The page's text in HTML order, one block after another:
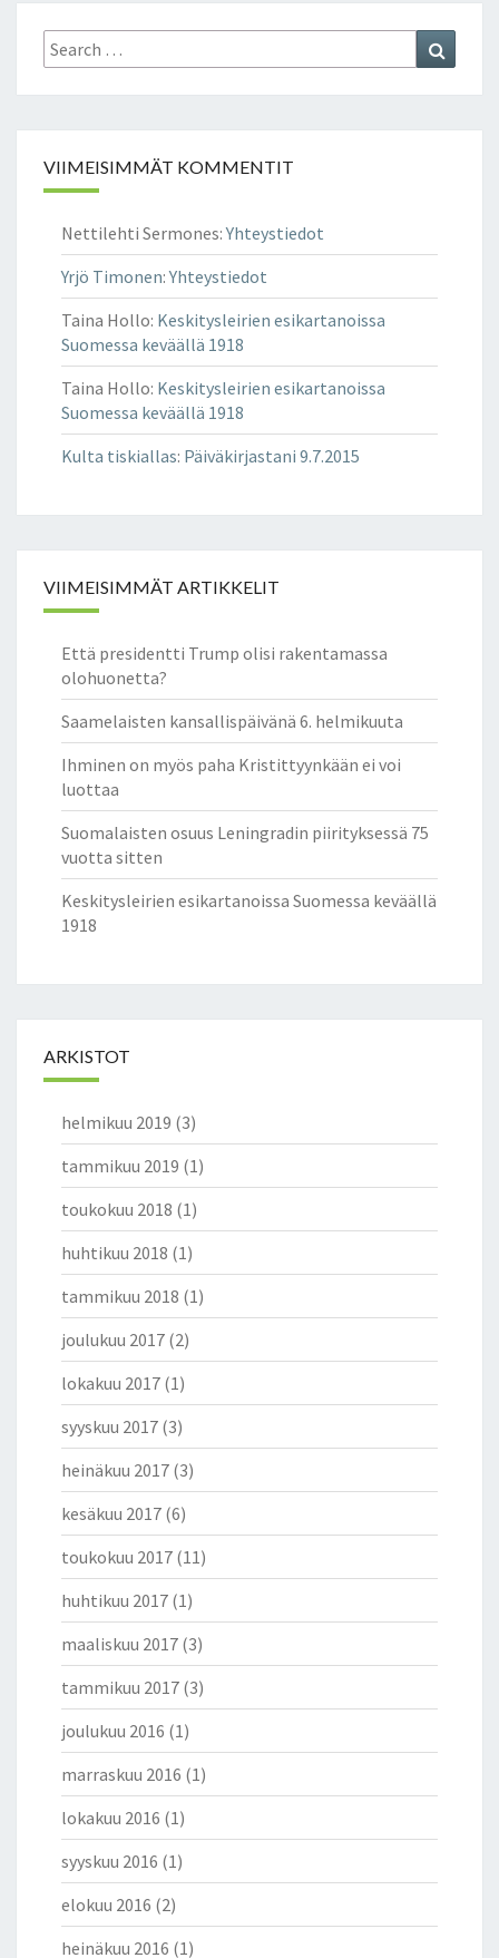
T
E
L
Ä
T
P
A
R
A
I
E
N
U
U
T
O
A
L
A
U
T
M
M
H
O
E
T
T
E
K
N
I
.
Search
for:
VIIMEISIMMÄT KOMMENTIT
Nettilehti Sermones:Yhteystiedot
Yrjö Timonen:Yhteystiedot
Taina Hollo: Keskitysleirien esikartanoissa
Suomessa keväällä 1918
Taina Hollo: Keskitysleirien esikartanoissa
Suomessa keväällä 1918
Kulta tiskiallas: Päiväkirjastani 9.7.2015
VIIMEISIMMÄT ARTIKKELIT
Että presidentti Trump olisi rakentamassa
olohuonetta?
Saamelaisten kansallispäivänä 6. helmikuuta
Ihminen on myös paha Kristittyynkään ei voi
luottaa
Suomalaisten osuus Leningradin piirityksessä 75
vuotta sitten
Keskitysleirien esikartanoissa Suomessa keväällä
1918
ARKISTOT
helmikuu 2019 (3)
tammikuu 2019 (1)
toukokuu 2018 (1)
huhtikuu 2018 (1)
tammikuu 2018 (1)
joulukuu 2017 (2)
lokakuu 2017 (1)
syyskuu 2017 (3)
heinäkuu 2017 (3)
kesäkuu 2017 (6)
toukokuu 2017 (11)
huhtikuu 2017 (1)
maaliskuu 2017 (3)
tammikuu 2017 (3)
joulukuu 2016 (1)
marraskuu 2016 (1)
lokakuu 2016 (1)
syyskuu 2016 (1)
elokuu 2016 (2)
heinäkuu 2016 (1)